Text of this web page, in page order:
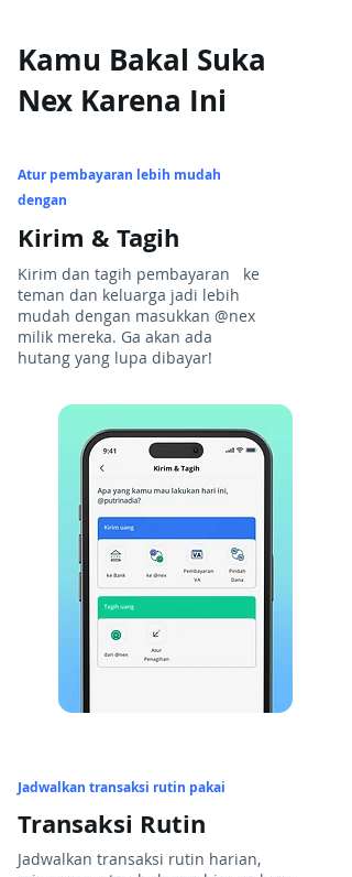
Kamu Bakal Suka
Nex Karena Ini
Atur pembayaran lebih mudah
dengan
Kirim & Tagih
Kirim dan tagih pembayaran ke
teman dan keluarga jadi lebih
mudah dengan masukkan @nex
milik mereka. Ga akan ada
hutang yang lupa dibayar!
Jadwalkan transaksi rutin pakai
Transaksi Rutin
Jadwalkan transaksi rutin harian,